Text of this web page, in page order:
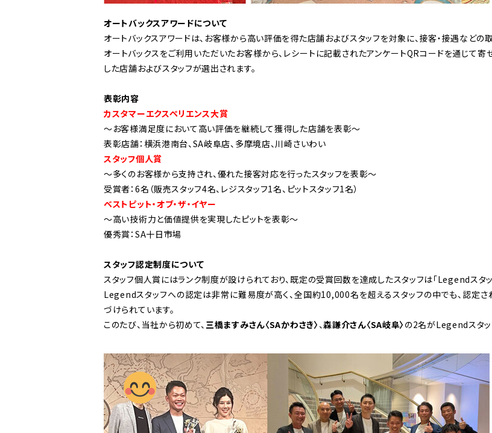
オートバックスアワードについて
オートバックスアワードは、お客様から高い評価を得た店舗およびスタッフを対象に、接客・接遇など
オートバックスをご利用いただいたお客様から、レシートに記載されたアンケートQRコードを通じて
した店舗およびスタッフが選出されます。
表彰内容
カスタマーエクスペリエンス大賞
～お客様満足度において高い評価を継続して獲得した店舗を表彰～
表彰店舗：横浜港南台、SA岐阜店、多摩境店、川崎さいわい
スタッフ個人賞
～多くのお客様から支持され、優れた接客対応を行ったスタッフを表彰～
受賞者：6名（販売スタッフ4名、レジスタッフ1名、ピットスタッフ1名）
ベストピット・オブ・ザ・イヤー
～高い技術力と価値提供を実現したピットを表彰～
優秀賞：SA十日市場
スタッフ認定制度について
スタッフ個人賞にはランク制度が設けられており、既定の受賞回数を達成したスタッフは「Legendスタッ
Legendスタッフへの認定は非常に難易度が高く、全国約10,000名を超えるスタッフの中でも、認定
づけられています。
このたび、当社から初めて、 三橋ますみさん〈SAかわさき〉 、森謙介さん〈SA岐阜〉 の2名がLegendスタッ